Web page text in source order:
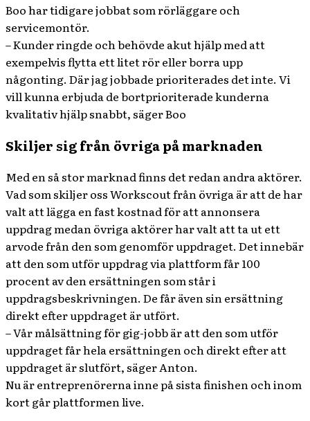
Boo har tidigare jobbat som rörläggare och
servicemontör.
– Kunder ringde och behövde akut hjälp med att
exempelvis flytta ett litet rör eller borra upp
någonting. Där jag jobbade prioriterades det inte. Vi
vill kunna erbjuda de bortprioriterade kunderna
kvalitativ hjälp snabbt, säger Boo
Skiljer sig från övriga på marknaden
Med en så stor marknad finns det redan andra aktörer.
Vad som skiljer oss Workscout från övriga är att de har
valt att lägga en fast kostnad för att annonsera
uppdrag medan övriga aktörer har valt att ta ut ett
arvode från den som genomför uppdraget. Det innebär
att den som utför uppdrag via plattform får 100
procent av den ersättningen som står i
uppdragsbeskrivningen. De får även sin ersättning
direkt efter uppdraget är utfört.
– Vår målsättning för gig-jobb är att den som utför
uppdraget får hela ersättningen och direkt efter att
uppdraget är slutfört, säger Anton.
Nu är entreprenörerna inne på sista finishen och inom
kort går plattformen live.